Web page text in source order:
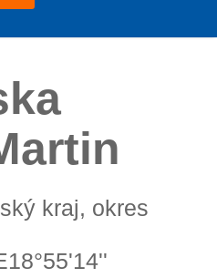
kraj, okres